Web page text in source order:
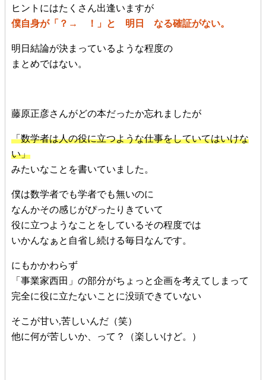
ヒントにはたくさん出逢いますが
僕自身が「？→ ！」と 明日 なる確証がない。
明日結論が決まっているような程度の
まとめではない。
藤原正彦さんがどの本だったか忘れましたが
「数学者は人の役に立つような仕事をしていてはいけな
い」
みたいなことを書いていました。
僕は数学者でも学者でも無いのに
なんかその感じがぴったりきていて
役に立つようなことをしているその程度では
いかんなぁと自省し続ける毎日なんです。
にもかかわらず
「事業家西田」の部分がちょっと企画を考えてしまって
完全に役に立たないことに没頭できていない
そこが甘い,苦しいんだ（笑）
他に何が苦しいか、って？（楽しいけど。）